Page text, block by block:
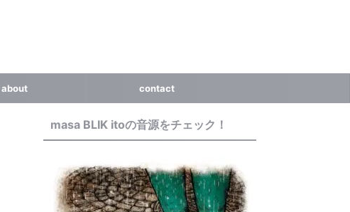
about contact
masa BLIK itoの音源をチェック！